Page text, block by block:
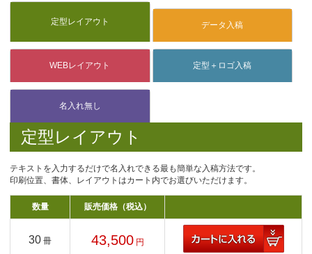
定型レイアウト
テキストを入力するだけで名入れできる最も簡単な入稿方法です。
印刷位置、書体、レイアウトはカート内でお選びいただけます。
数量 販売価格（税込）
30 冊 43,500 円